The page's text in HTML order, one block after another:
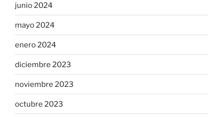
junio 2024
mayo 2024
enero 2024
diciembre 2023
noviembre 2023
octubre 2023